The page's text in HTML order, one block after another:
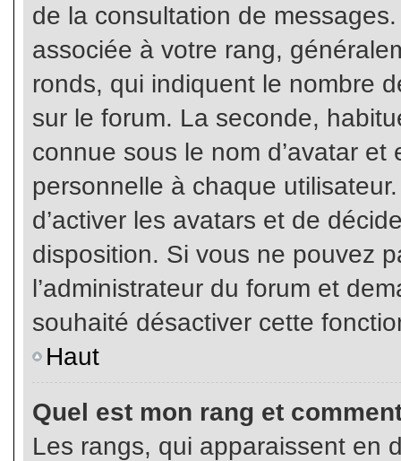
de la consultation de
associée à votre rang,
ronds, qui indiquent le nombre
sur le forum. La seconde,
connue sous le nom d’avatar
personnelle à chaque
d’activer les avatars et de
disposition. Si vous ne pouvez
l’administrateur du forum et
souhaité désactiver cette
Haut
Quel est mon rang et
Les rangs, qui apparaissent en